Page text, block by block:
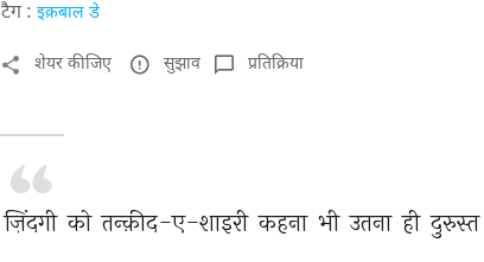
टैग : इक़बाल डे
शेयर कीजिए सुझाव प्रतिक्रिया
ज़िंदगी को तन्क़ीद-ए-शाइरी कहना भी उतना ही दुरुस्त